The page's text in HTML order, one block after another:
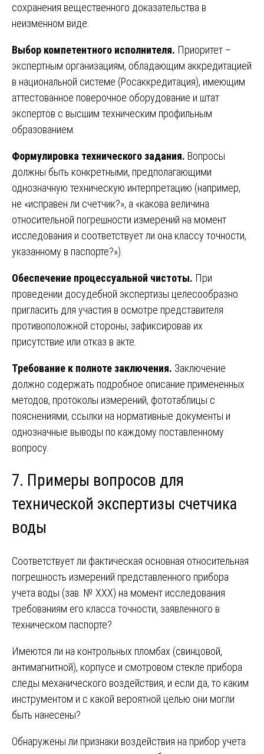
сохранения вещественного доказательства в
неизменном виде.
Выбор компетентного исполнителя. Приоритет –
экспертным организациям, обладающим аккредитацией
в национальной системе (Росаккредитация), имеющим
аттестованное поверочное оборудование и штат
экспертов с высшим техническим профильным
образованием.
Формулировка технического задания. Вопросы
должны быть конкретными, предполагающими
однозначную техническую интерпретацию (например,
не «исправен ли счетчик?», а «какова величина
относительной погрешности измерений на момент
исследования и соответствует ли она классу точности,
указанному в паспорте?»).
Обеспечение процессуальной чистоты. При
проведении досудебной экспертизы целесообразно
пригласить для участия в осмотре представителя
противоположной стороны, зафиксировав их
присутствие или отказ в акте.
Требование к полноте заключения. Заключение
должно содержать подробное описание примененных
методов, протоколы измерений, фототаблицы с
пояснениями, ссылки на нормативные документы и
однозначные выводы по каждому поставленному
вопросу.
7. Примеры вопросов для
технической экспертизы счетчика
воды
Соответствует ли фактическая основная относительная
погрешность измерений представленного прибора
учета воды (зав. № ХХХ) на момент исследования
требованиям его класса точности, заявленного в
техническом паспорте?
Имеются ли на контрольных пломбах (свинцовой,
антимагнитной), корпусе и смотровом стекле прибора
следы механического воздействия, и если да, то каким
инструментом и с какой вероятной целью они могли
быть нанесены?
Обнаружены ли признаки воздействия на прибор учета